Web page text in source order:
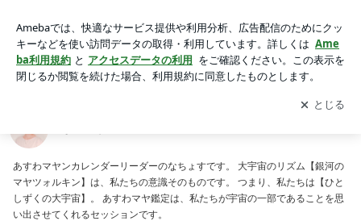
アプリをダウンロードして ブログの更新通知
を受け取りまし
ょう。
開く
あすわマヤンカレンダーリーダーのなちょすです。 大宇宙のリズム【銀河の
マヤツォルキン】は、私たちの意識そのものです。 つまり、私たちは【ひと
しずくの大宇宙】。 あすわマヤ鑑定は、私たちが宇宙の一部であることを思
い出させてくれるセッションです。